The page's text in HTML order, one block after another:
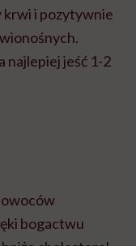
krwi i pozytywnie
najlepiej jeść 1-2
owoców
bogactwu